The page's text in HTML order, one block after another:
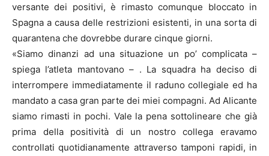
versante dei positivi, è rimasto comunque bloccato in
Spagna a causa delle restrizioni esistenti, in una sorta di
quarantena che dovrebbe durare cinque giorni.
«Siamo dinanzi ad una situazione un po’ complicata –
spiega l’atleta mantovano – . La squadra ha deciso di
interrompere immediatamente il raduno collegiale ed ha
mandato a casa gran parte dei miei compagni. Ad Alicante
siamo rimasti in pochi. Vale la pena sottolineare che già
prima della positività di un nostro collega eravamo
controllati quotidianamente attraverso tamponi rapidi, in